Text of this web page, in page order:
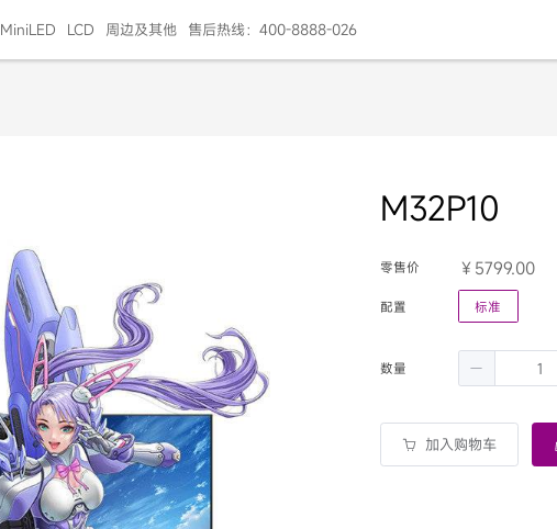
MiniLED LCD 周边及其他 售后热线：400-8888-026
M32P10
零售价 5799.00
配置 标准
数量
加入购物车